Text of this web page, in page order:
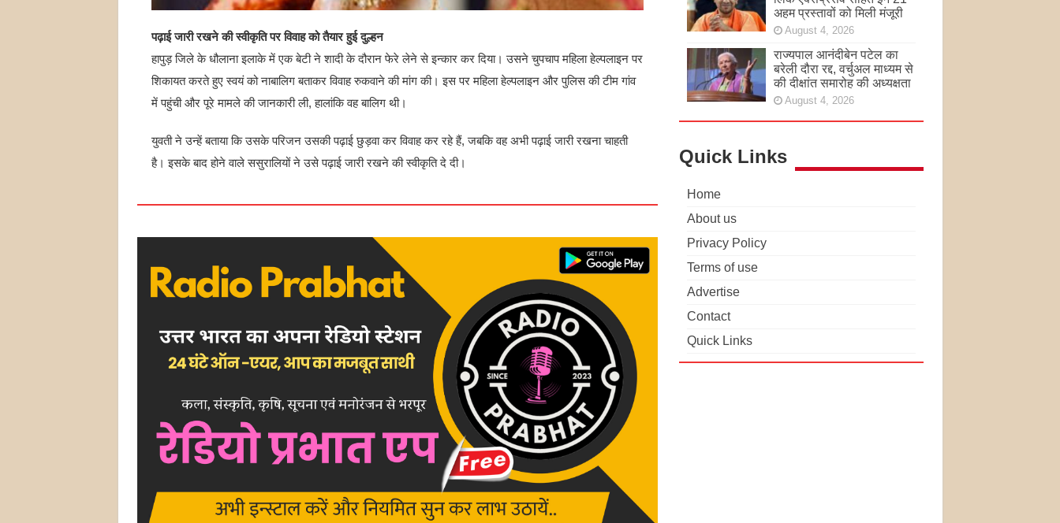
पढ़ाई जारी रखने की स्वीकृति पर विवाह को तैयार हुई दुल्हन
हापुड़ जिले के धौलाना इलाके में एक बेटी ने शादी के दौरान फेरे लेने से इन्कार कर दिया। उसने चुपचाप महिला हेल्पलाइन पर
शिकायत करते हुए स्वयं को नाबालिग बताकर विवाह रुकवाने की मांग की। इस पर महिला हेल्पलाइन और पुलिस की टीम गांव
में पहुंची और पूरे मामले की जानकारी ली, हालांकि वह बालिग थी।
युवती ने उन्हें बताया कि उसके परिजन उसकी पढ़ाई छुड़वा कर विवाह कर रहे हैं, जबकि वह अभी पढ़ाई जारी रखना चाहती
है। इसके बाद होने वाले ससुरालियों ने उसे पढ़ाई जारी रखने की स्वीकृति दे दी।
अहम प्रस्तावों को मिली मंजूरी
August 4, 2026
राज्यपाल आनंदीबेन पटेल का
बरेली दौरा रद्द, वर्चुअल माध्यम से
की दीक्षांत समारोह की अध्यक्षता
August 4, 2026
Quick Links
Home
About us
Privacy Policy
Terms of use
Advertise
Contact
Quick Links